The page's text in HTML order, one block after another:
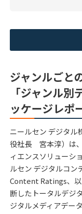
ジャンルごと
「ジャンル
ッケージレポ
ニールセン デジタル
役社長 宮本淳）は
ィエンスソリューシ
ルセン デジタルコ
Content Ratings、以
断したトータルデジ
ジタルメディアデー